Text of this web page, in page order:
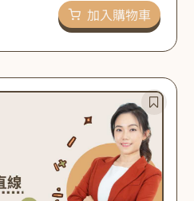
加入購物車